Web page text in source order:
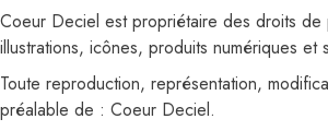
Coeur Deciel est propriétaire des droits de
illustrations, icônes, produits numériques et
Toute reproduction, représentation,
préalable de : Coeur Deciel.